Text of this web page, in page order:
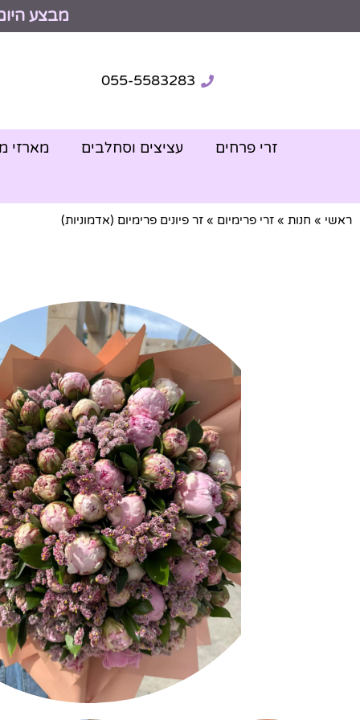
מבצע
055-5583283
זרי פרחים עציצים וסחלבים מארזי
ראשי » חנות » זרי פרימיום » זר פיונים פרימיום (אדמוניות)